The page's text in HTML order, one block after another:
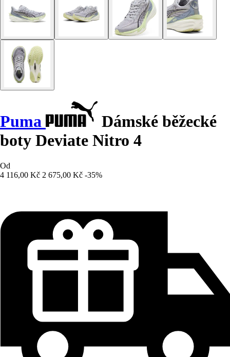
Puma
Dámské běžecké
boty Deviate Nitro 4
Od
4 116,00 Kč 2 675,00 Kč -35%